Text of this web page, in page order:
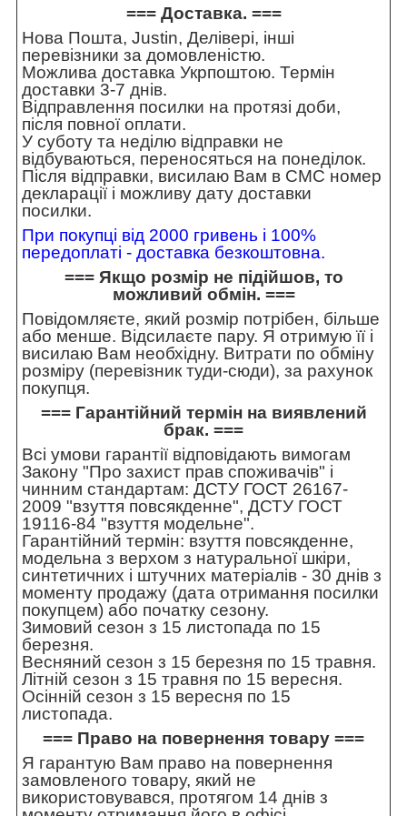
=== Доставка. ===
Нова Пошта, Justin, Делівері, інші
перевізники за домовленістю.
Можлива доставка Укрпоштою. Термін
доставки 3-7 днів.
Відправлення посилки на протязі доби,
після повної оплати.
У суботу та неділю відправки не
відбуваються, переносяться на понеділок.
Після відправки, висилаю Вам в СМС номер
декларації і можливу дату доставки
посилки.
При покупці від 2000 гривень і 100%
передоплаті - доставка безкоштовна.
=== Якщо розмір не підійшов, то
можливий обмін. ===
Повідомляєте, який розмір потрібен, більше
або менше. Відсилаєте пару. Я отримую її і
висилаю Вам необхідну. Витрати по обміну
розміру (перевізник туди-сюди), за рахунок
покупця.
=== Гарантійний термін на виявлений
брак. ===
Всі умови гарантії відповідають вимогам
Закону "Про захист прав споживачів" і
чинним стандартам: ДСТУ ГОСТ 26167-
2009 "взуття повсякденне", ДСТУ ГОСТ
19116-84 "взуття модельне".
Гарантійний термін: взуття повсякденне,
модельна з верхом з натуральної шкіри,
синтетичних і штучних матеріалів - 30 днів з
моменту продажу (дата отримання посилки
покупцем) або початку сезону.
Зимовий сезон з 15 листопада по 15
березня.
Весняний сезон з 15 березня по 15 травня.
Літній сезон з 15 травня по 15 вересня.
Осінній сезон з 15 вересня по 15
листопада.
=== Право на повернення товару ===
Я гарантую Вам право на повернення
замовленого товару, який не
використовувався, протягом 14 днів з